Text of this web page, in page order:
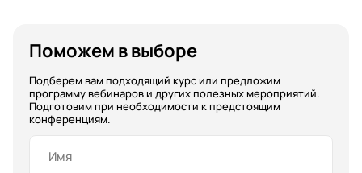
Поможем в выборе
Подберем вам подходящий курс или предложим
программу вебинаров и других полезных мероприятий.
Подготовим при необходимости к предстоящим
конференциям.
Имя